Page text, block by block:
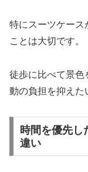
特にスーツケース
ことは大切です。
徒歩に比べて景色
動の負担を抑えた
時間を優先し
違い